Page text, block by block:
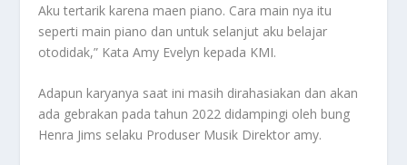
Aku tertarik karena maen piano. Cara main nya itu
seperti main piano dan untuk selanjut aku belajar
otodidak,” Kata Amy Evelyn kepada KMI.
Adapun karyanya saat ini masih dirahasiakan dan akan
ada gebrakan pada tahun 2022 didampingi oleh bung
Henra Jims selaku Produser Musik Direktor amy.